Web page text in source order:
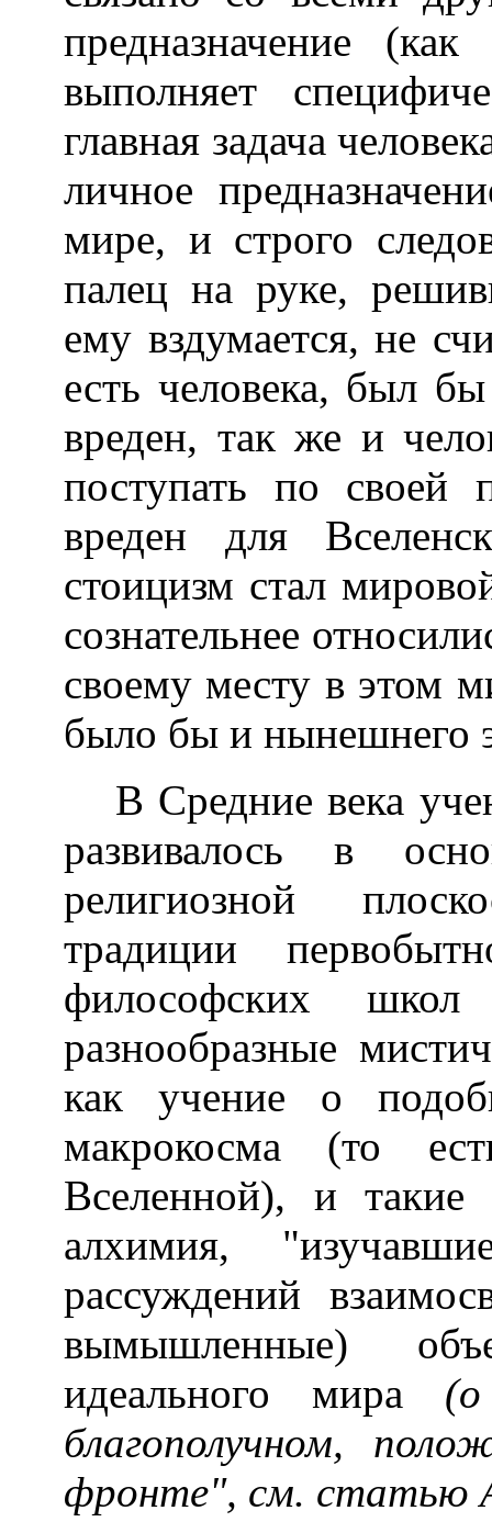
предназначение
выполняет
главная задача
личное
мире, и строго
палец на руке,
ему вздумается, не
есть человека, был
вреден, так же и
поступать по
вреден для
стоицизм стал
сознательнее
своему месту в этом
было бы и нынешнего
В Средние века
развивалось в
религиозной
традиции
философских школ
разнообразные
как учение о
макрокосма (то
Вселенной), и такие
алхимия,
рассуждений
вымышленные)
идеального мира
(
благополучном,
фронте", см. статью